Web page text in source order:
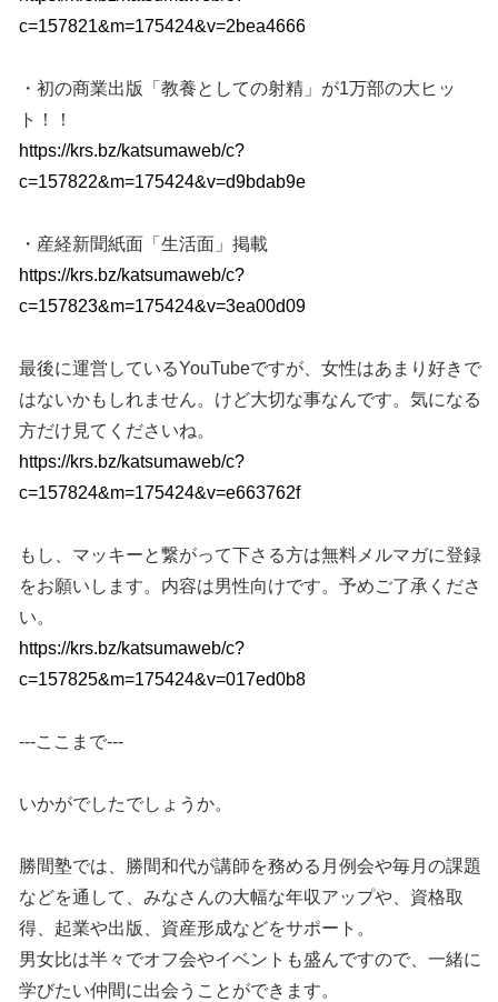
c=157821&m=175424&v=2bea4666
・初の商業出版「教養としての射精」が1万部の大ヒッ
ト！！
https://krs.bz/katsumaweb/c?
c=157822&m=175424&v=d9bdab9e
・産経新聞紙面「生活面」掲載
https://krs.bz/katsumaweb/c?
c=157823&m=175424&v=3ea00d09
最後に運営しているYouTubeですが、女性はあまり好きで
はないかもしれません。けど大切な事なんです。気になる
方だけ見てくださいね。
https://krs.bz/katsumaweb/c?
c=157824&m=175424&v=e663762f
もし、マッキーと繋がって下さる方は無料メルマガに登録
をお願いします。内容は男性向けです。予めご了承くださ
い。
https://krs.bz/katsumaweb/c?
c=157825&m=175424&v=017ed0b8
---ここまで---
いかがでしたでしょうか。
勝間塾では、勝間和代が講師を務める月例会や毎月の課題
などを通して、みなさんの大幅な年収アップや、資格取
得、起業や出版、資産形成などをサポート。
男女比は半々でオフ会やイベントも盛んですので、一緒に
学びたい仲間に出会うことができます。